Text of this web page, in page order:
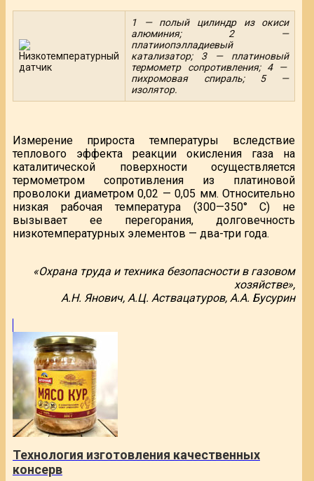
1 — полый цилиндр из окиси
алюминия; 2 —
платииопэлладиевый
катализатор; 3 — платиновый
термометр сопротивления; 4 —
пихромовая спираль; 5 —
изолятор.
Измерение прироста температуры вследствие
теплового эффекта реакции окисления газа на
каталитической поверхности осуществляется
термометром сопротивления из платиновой
проволоки диаметром 0,02 — 0,05 мм. Относительно
низкая рабочая температура (300—350° С) не
вызывает ее перегорания, долговечность
низкотемпературных элементов — два-три года.
«Охрана труда и техника безопасности в газовом
хозяйстве»,
А.Н. Янович, А.Ц. Аствацатуров, А.А. Бусурин
Технология изготовления качественных
консерв